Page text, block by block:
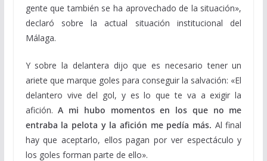
gente que también se ha aprovechado de la situación»,
declaró sobre la actual situación institucional del
Málaga.
Y sobre la delantera dijo que es necesario tener un
ariete que marque goles para conseguir la salvación: «El
delantero vive del gol, y es lo que te va a exigir la
afición.A mi hubo momentos en los que no me
entraba la pelota y la afición me pedía más. Al final
hay que aceptarlo, ellos pagan por ver espectáculo y
los goles forman parte de ello».